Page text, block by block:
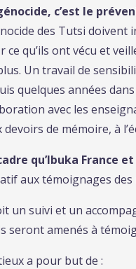
c’est le
des Tutsi doivent
qu’ils ont vécu et
Un travail de
quelques années
avec les
de mémoire, à
qu’Ibuka France
aux témoignages
un suivi et un
seront amenés à
a pour but de :